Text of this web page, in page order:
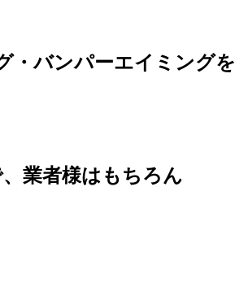
・バンパーエイミングを
業者様はもちろん